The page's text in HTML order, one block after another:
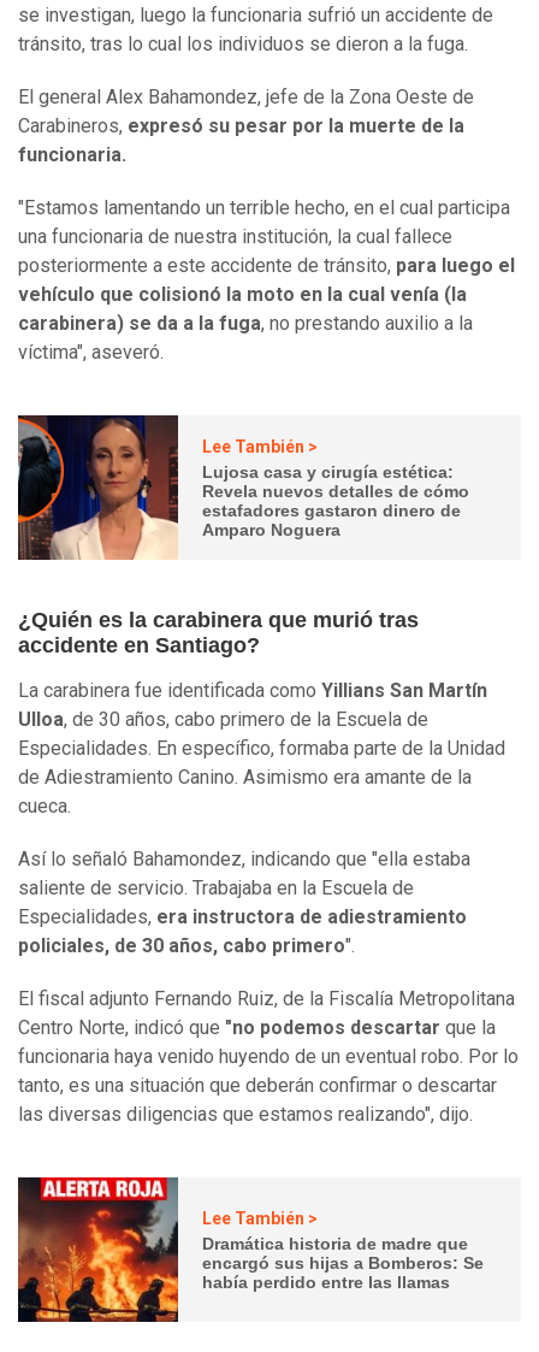
se investigan, luego la funcionaria sufrió un accidente de
tránsito, tras lo cual los individuos se dieron a la fuga.
El general Alex Bahamondez, jefe de la Zona Oeste de
Carabineros, expresó su pesar por la muerte de la
funcionaria.
"Estamos lamentando un terrible hecho, en el cual participa
una funcionaria de nuestra institución, la cual fallece
posteriormente a este accidente de tránsito, para luego el
vehículo que colisionó la moto en la cual venía (la
carabinera) se da a la fuga, no prestando auxilio a la
víctima", aseveró.
Lee También >
Lujosa casa y cirugía estética:
Revela nuevos detalles de cómo
estafadores gastaron dinero de
Amparo Noguera
¿Quién es la carabinera que murió tras
accidente en Santiago?
La carabinera fue identificada como Yillians San Martín
Ulloa, de 30 años, cabo primero de la Escuela de
Especialidades. En específico, formaba parte de la Unidad
de Adiestramiento Canino. Asimismo era amante de la
cueca.
Así lo señaló Bahamondez, indicando que "ella estaba
saliente de servicio. Trabajaba en la Escuela de
Especialidades, era instructora de adiestramiento
policiales, de 30 años, cabo primero".
El fiscal adjunto Fernando Ruiz, de la Fiscalía Metropolitana
Centro Norte, indicó que "no podemos descartar que la
funcionaria haya venido huyendo de un eventual robo. Por lo
tanto, es una situación que deberán confirmar o descartar
las diversas diligencias que estamos realizando", dijo.
Lee También >
Dramática historia de madre que
encargó sus hijas a Bomberos: Se
había perdido entre las llamas